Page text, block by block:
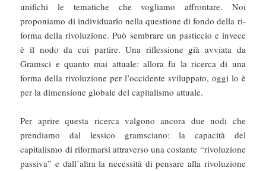
unifichi le tematiche che vogliamo affrontare. Noi
proponiamo di individuarlo nella questione di fondo della ri-
forma della rivoluzione. Può sembrare un pasticcio e invece
è il nodo da cui partire. Una riflessione già avviata da
Gramsci e quanto mai attuale: allora fu la ricerca di una
forma della rivoluzione per l’occidente sviluppato, oggi lo è
per la dimensione globale del capitalismo attuale.
Per aprire questa ricerca valgono ancora due nodi che
prendiamo dal lessico gramsciano: la capacità del
capitalismo di riformarsi attraverso una costante “rivoluzione
passiva” e dall’altra la necessità di pensare alla rivoluzione